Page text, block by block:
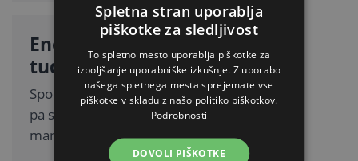
Enostavna uporaba
tudi na terenu
Sponke niso potrebne, povoj
pa se dobro namesti tudi na
manj dostopna mesta.
Spletna stran uporablja
piškotke za sledljivost
To spletno mesto uporablja piškotke za
izboljšanje uporabniške izkušnje. Z uporabo
našega spletnega mesta sprejemate vse
piškotke v skladu z našo politiko piškotkov.
Podrobnosti
DOVOLI PIŠKOTKE